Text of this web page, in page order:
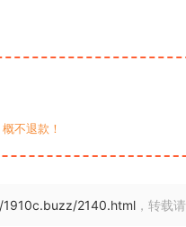
不退款！
2140.html ，转载